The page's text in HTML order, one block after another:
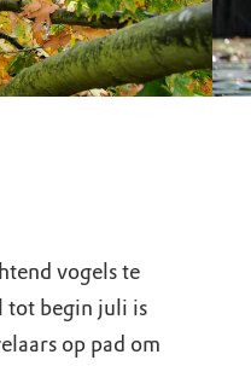
vogels te
tot begin juli is
op pad om